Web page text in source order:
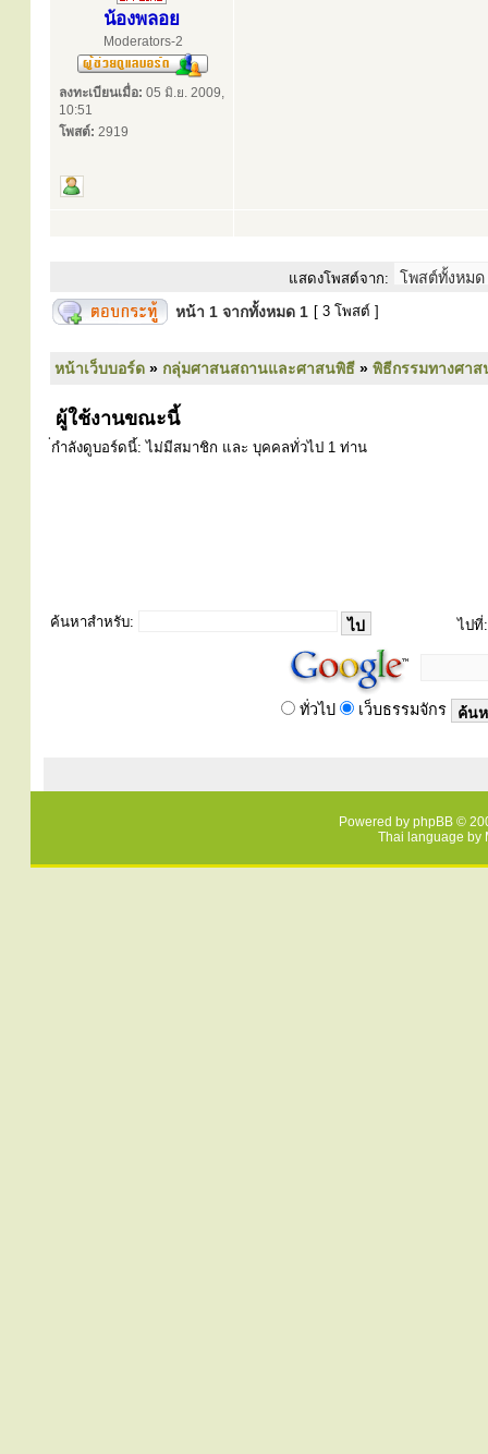
น้องพลอย
Moderators-2
ลงทะเบียนเมื่อ: 05 มิ.ย. 2009,
10:51
โพสต์: 2919
แสดงโพสต์จาก:
หน้า 1 จากทั้งหมด 1 [ 3 โพสต์ ]
หน้าเว็บบอร์ด » กลุ่มศาสนสถานและศาสนพิธี » พิธีกรรมทางศา
ผู้ใช้งานขณะนี้
่กำลังดูบอร์ดนี้: ไม่มีสมาชิก และ บุคคลทั่วไป 1 ท่าน
ค้นหาสำหรับ: ไปที่:
ทั่วไป เว็บธรรมจักร
Powered by phpBB ©
Thai language by